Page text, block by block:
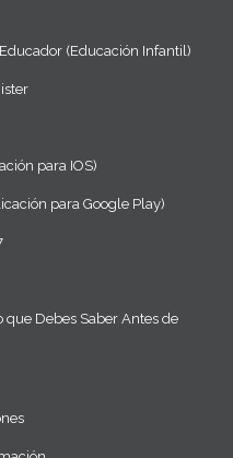
(Educación Infantil)
para IOS)
para Google Play)
que Debes Saber Antes de